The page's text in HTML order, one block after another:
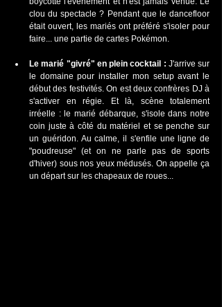
clou du spectacle ? Pendant que le dancefloor
était ouvert, les mariés ont préféré s'isoler pour
faire... une partie de cartes Pokémon.
Le marié "givré" en plein cocktail : J'arrive sur
le domaine pour installer mon setup avant le
début des festivités. On est deux confrères DJ à
s'activer en régie. Et là, scène totalement
irréelle : le marié débarque, s'isole dans notre
coin juste à côté du matériel et se penche sur
un guéridon. Au calme, il s'enfile une ligne de
"poudreuse" (et on ne parle pas de sports
d'hiver) sous nos yeux médusés. On appelle ça
un départ sur les chapeaux de roues...